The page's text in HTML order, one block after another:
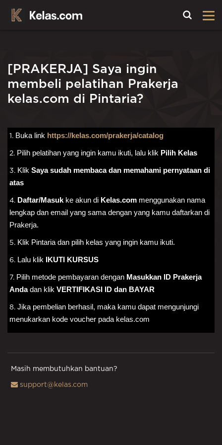
[PRAKERJA] Saya ingin
membeli pelatihan Prakerja
kelas.com di Pintaria?
1. Buka link https://kelas.com/prakerja/catalog
2. Pilih pelatihan yang ingin kamu ikuti, lalu klik Pilih Kelas
3. Klik Saya sudah membaca dan memahami pernyataan di
atas
4. Daftar/Masuk ke akun di Kelas.com menggunakan nama
lengkap dan email yang sama dengan yang kamu daftarkan di
Prakerja.
5. Klik Pintaria dan pilih kelas yang ingin kamu ikuti.
6. Lalu klik IKUTI KURSUS
7. Pilih metode pembayaran dengan Masukkan ID Prakerja
Anda dan klik VERTIFIKASI ID dan BAYAR
8.Jika pembelian berhasil, maka kamu dapat mengunjungi
menukarkan kode voucher pada kelas.com
Masih membutuhkan bantuan?
support@kelas.com